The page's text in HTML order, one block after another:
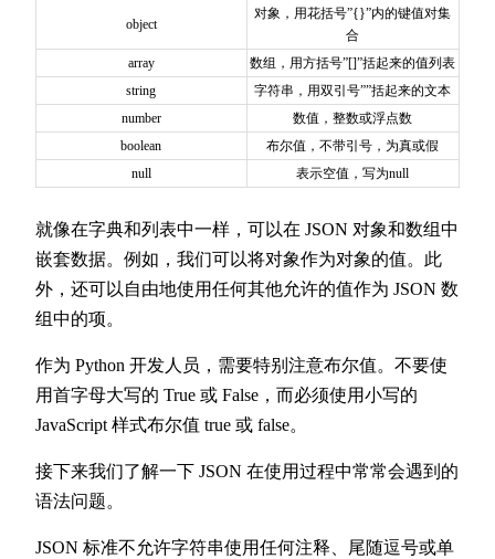
object
对象，用花括号”{}”内的键值对集
合
array
数组，用方括号”[]”括起来的值列表
string
字符串，用双引号””括起来的文本
number
数值，整数或浮点数
boolean
布尔值，不带引号，为真或假
null
表示空值，写为null
就像在字典和列表中一样，可以在 JSON 对象和数组中
嵌套数据。例如，我们可以将对象作为对象的值。此
外，还可以自由地使用任何其他允许的值作为 JSON 数
组中的项。
作为 Python 开发人员，需要特别注意布尔值。不要使
用首字母大写的 True 或 False，而必须使用小写的
JavaScript 样式布尔值 true 或 false。
接下来我们了解一下 JSON 在使用过程中常常会遇到的
语法问题。
JSON 标准不允许字符串使用任何注释、尾随逗号或单